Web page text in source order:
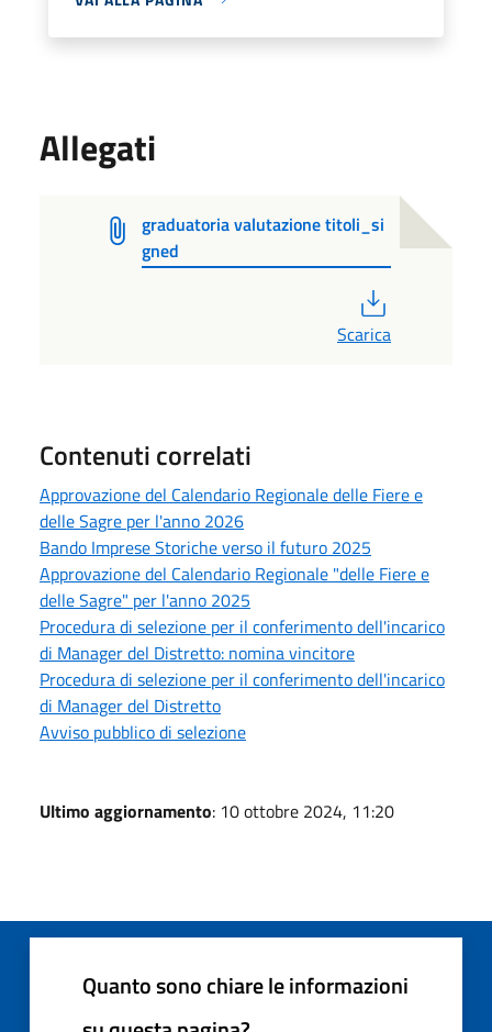
Allegati
graduatoria valutazione titoli_si
gned
Scarica
Contenuti correlati
Approvazione del Calendario Regionale delle Fiere e
delle Sagre per l'anno 2026
Bando Imprese Storiche verso il futuro 2025
Approvazione del Calendario Regionale "delle Fiere e
delle Sagre" per l'anno 2025
Procedura di selezione per il conferimento dell'incarico
di Manager del Distretto: nomina vincitore
Procedura di selezione per il conferimento dell'incarico
di Manager del Distretto
Avviso pubblico di selezione
Ultimo aggiornamento: 10 ottobre 2024, 11:20
Quanto sono chiare le informazioni